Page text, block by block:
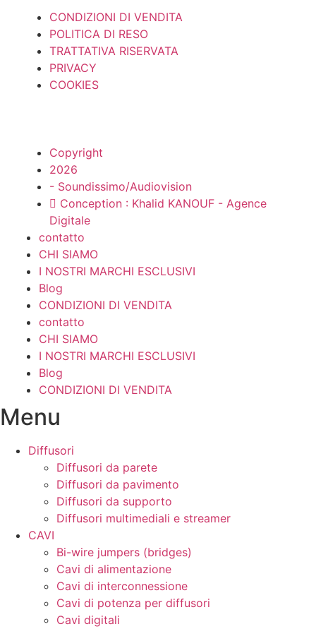
CONDIZIONI DI VENDITA
POLITICA DI RESO
TRATTATIVA RISERVATA
PRIVACY
COOKIES
Copyright
2026
- Soundissimo/Audiovision
Conception : Khalid KANOUF - Agence
Digitale
contatto
CHI SIAMO
I NOSTRI MARCHI ESCLUSIVI
Blog
CONDIZIONI DI VENDITA
contatto
CHI SIAMO
I NOSTRI MARCHI ESCLUSIVI
Blog
CONDIZIONI DI VENDITA
Menu
Diffusori
Diffusori da parete
Diffusori da pavimento
Diffusori da supporto
Diffusori multimediali e streamer
CAVI
Bi-wire jumpers (bridges)
Cavi di alimentazione
Cavi di interconnessione
Cavi di potenza per diffusori
Cavi digitali